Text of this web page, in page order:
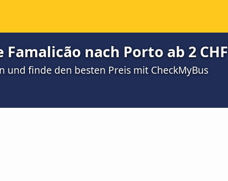
Famalicão nach Porto ab 2 CHF
und finde den besten Preis mit CheckMyBus